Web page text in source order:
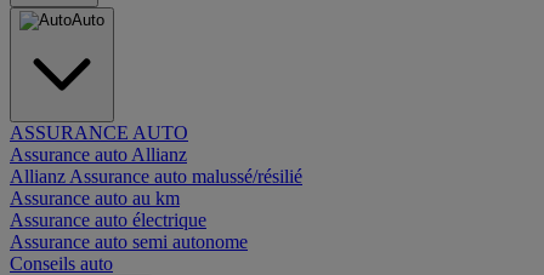
Auto
ASSURANCE AUTO
Assurance auto Allianz
Allianz Assurance auto malussé/résilié
Assurance auto au km
Assurance auto électrique
Assurance auto semi autonome
Conseils auto